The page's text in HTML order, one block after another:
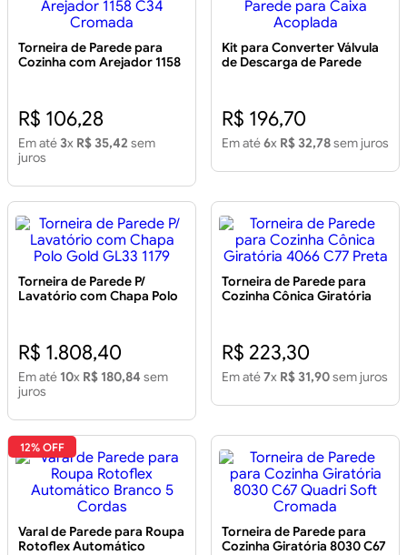
Torneira de Parede para
Cozinha com Arejador 1158
R$ 106,28
Em até 3x R$ 35,42 sem
juros
Kit para Converter Válvula
de Descarga de Parede
R$ 196,70
Em até6x R$ 32,78sem juros
Torneira de Parede P/
Lavatório com Chapa Polo
R$ 1.808,40
Em até 10x R$ 180,84 sem
juros
Torneira de Parede para
Cozinha Cônica Giratória
R$ 223,30
Em até7x R$ 31,90sem juros
12% OFF
Varal de Parede para Roupa
Rotoflex Automático
Torneira de Parede para
Cozinha Giratória 8030 C67